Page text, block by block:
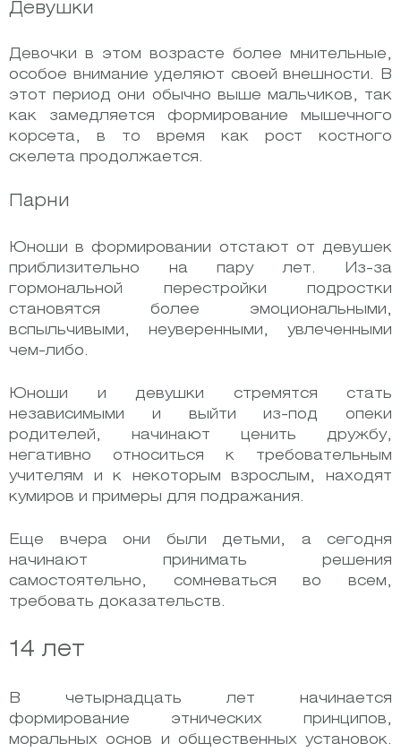
Девушки
Девочки в этом возрасте более мнительные,
особое внимание уделяют своей внешности. В
этот период они обычно выше мальчиков, так
как замедляется формирование мышечного
корсета, в то время как рост костного
скелета продолжается.
Парни
Юноши в формировании отстают от девушек
приблизительно на пару лет. Из-за
гормональной перестройки подростки
становятся более эмоциональными,
вспыльчивыми, неуверенными, увлеченными
чем-либо.
Юноши и девушки стремятся стать
независимыми и выйти из-под опеки
родителей, начинают ценить дружбу,
негативно относиться к требовательным
учителям и к некоторым взрослым, находят
кумиров и примеры для подражания.
Еще вчера они были детьми, а сегодня
начинают принимать решения
самостоятельно, сомневаться во всем,
требовать доказательств.
14 лет
В четырнадцать лет начинается
формирование этнических принципов,
моральных основ и общественных установок.